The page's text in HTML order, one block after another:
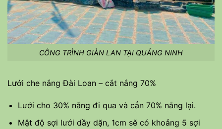
CÔNG TRÌNH GIÀN LAN TẠI QUẢNG NINH
Lưới che nắng Đài Loan – cắt nắng 70%
Lưới cho 30% nắng đi qua và cẳn 70% nắng lại.
Mật độ sợi lưới dầy dặn, 1cm sẽ có khoảng 5 sợi